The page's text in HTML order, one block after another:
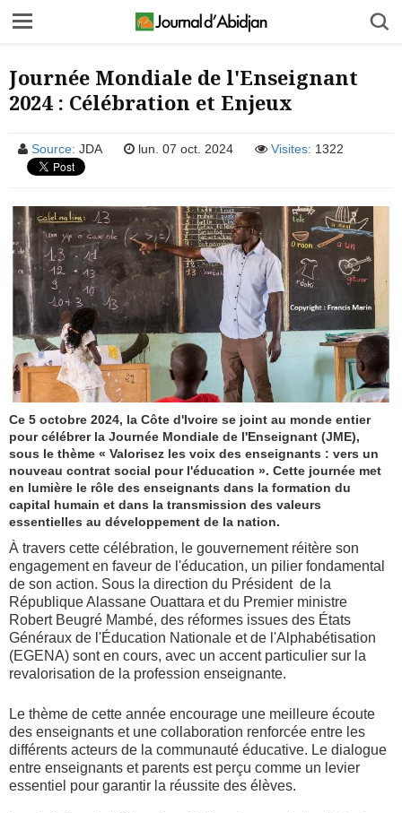
Journée Mondiale de l'Enseignant
2024 : Célébration et Enjeux
Source: JDA lun. 07 oct. 2024 Visites: 1322
Ce 5 octobre 2024, la Côte d'Ivoire se joint au monde entier
pour célébrer la Journée Mondiale de l'Enseignant (JME),
sous le thème « Valorisez les voix des enseignants : vers un
nouveau contrat social pour l'éducation ». Cette journée met
en lumière le rôle des enseignants dans la formation du
capital humain et dans la transmission des valeurs
essentielles au développement de la nation.
À travers cette célébration, le gouvernement réitère son
engagement en faveur de l'éducation, un pilier fondamental
de son action. Sous la direction du Président de la
République Alassane Ouattara et du Premier ministre
Robert Beugré Mambé, des réformes issues des États
Généraux de l'Éducation Nationale et de l'Alphabétisation
(EGENA) sont en cours, avec un accent particulier sur la
revalorisation de la profession enseignante.
Le thème de cette année encourage une meilleure écoute
des enseignants et une collaboration renforcée entre les
différents acteurs de la communauté éducative. Le dialogue
entre enseignants et parents est perçu comme un levier
essentiel pour garantir la réussite des élèves.